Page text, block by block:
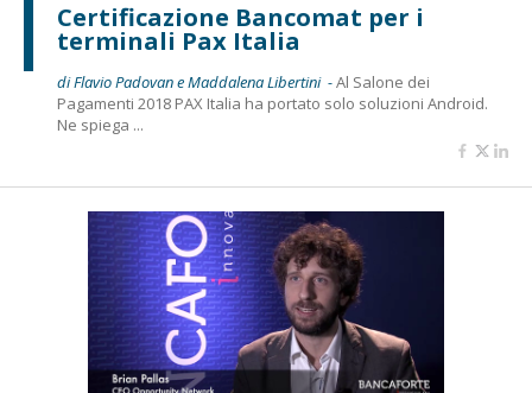
Certificazione Bancomat per i
terminali Pax Italia
di Flavio Padovan e Maddalena Libertini -Al Salone dei
Pagamenti 2018 PAX Italia ha portato solo soluzioni Android.
Ne spiega ...